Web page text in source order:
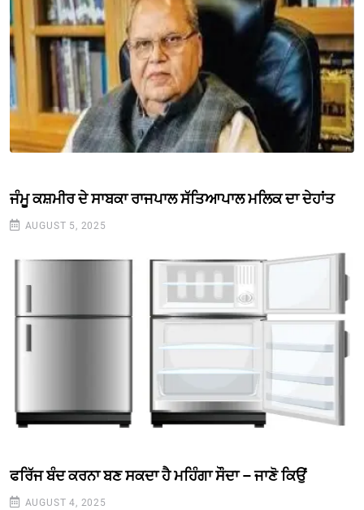
ਜੰਮੂ ਕਸ਼ਮੀਰ ਦੇ ਸਾਬਕਾ ਰਾਜਪਾਲ ਸੱਤਿਆਪਾਲ ਮਲਿਕ ਦਾ ਦੇਹਾਂਤ
AUGUST 5, 2025
ਫਰਿੱਜ ਬੰਦ ਕਰਨਾ ਬਣ ਸਕਦਾ ਹੈ ਮਹਿੰਗਾ ਸੌਦਾ – ਜਾਣੋ ਕਿਉਂ
AUGUST 4, 2025